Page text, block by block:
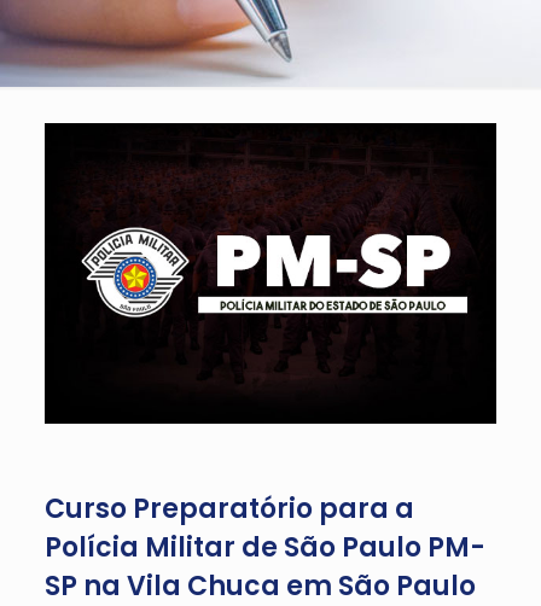
Curso Preparatório para a
Polícia Militar de São Paulo PM-
SP na Vila Chuca em São Paulo